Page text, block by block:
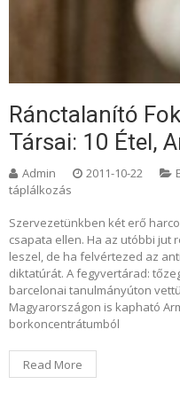
Ránctalanító
Társai: 10 Étel,
Admin 2011-10-22
táplálkozás
Szervezetünkben két erő
csapata ellen. Ha az utóbbi jut
leszel, de ha felvértezed az
diktatúrát. A fegyvertárad:
barcelonai tanulmányúton
Magyarországon is kapható
borkoncentrátumból
Read More